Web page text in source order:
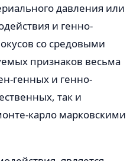
давления или
и генно-
со средовыми
признаков весьма
генных и генно-
так и
карло марковскими